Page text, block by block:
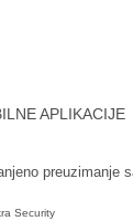
APLIKACIJE
preuzimanje
Security